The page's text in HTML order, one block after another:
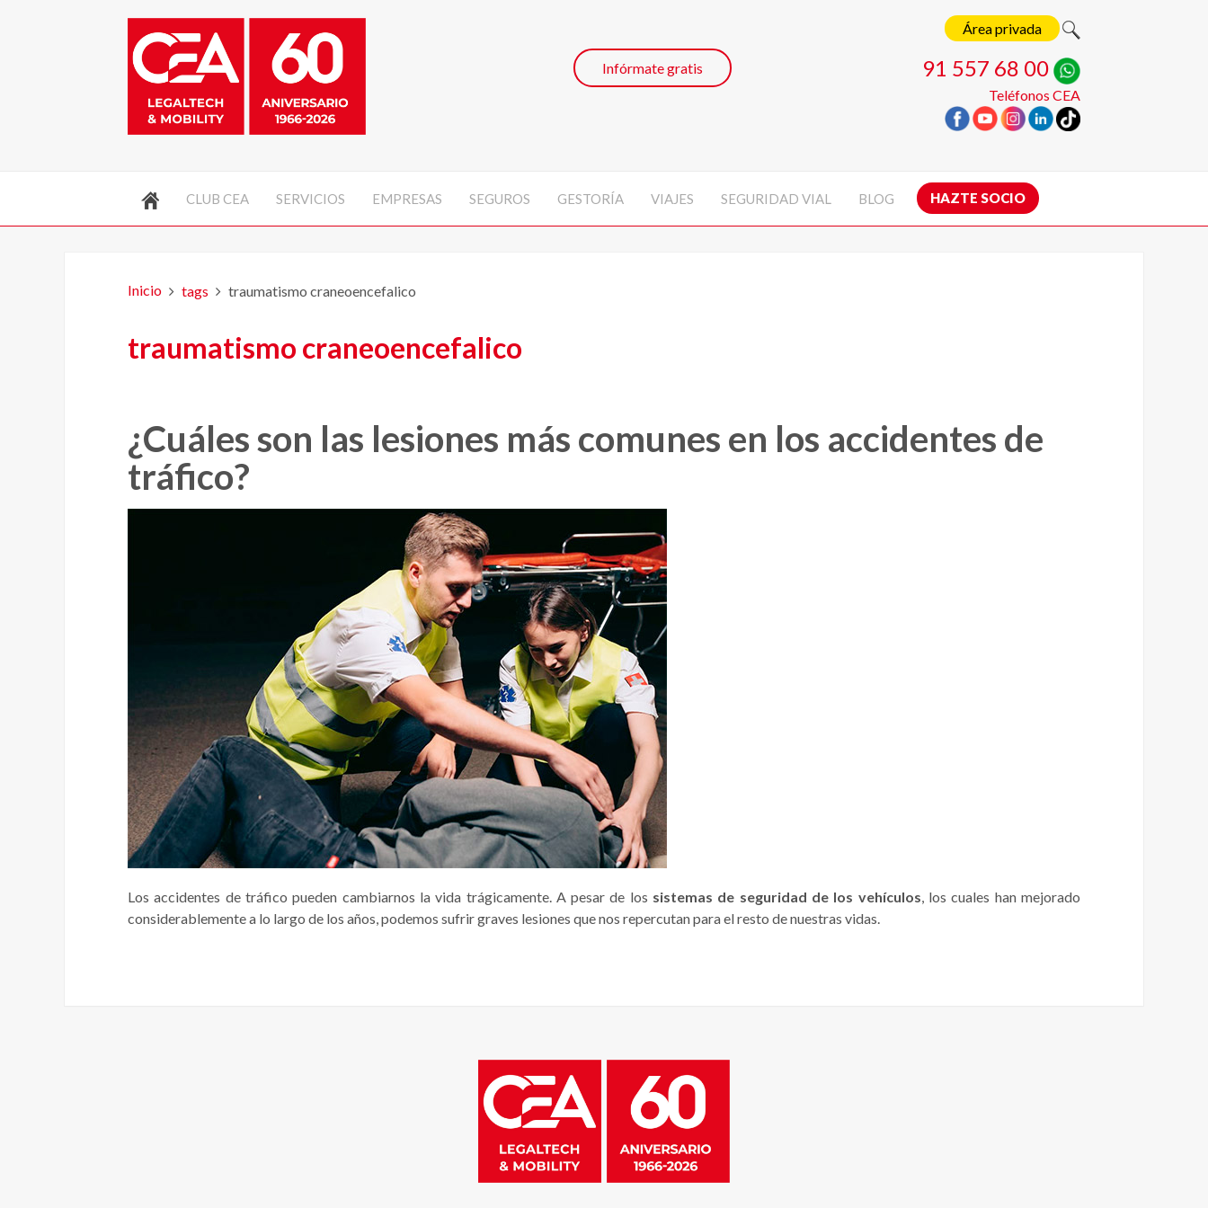
Área privada
91 557 68 00
Teléfonos CEA
Infórmate gratis
CLUB CEA SERVICIOS EMPRESAS SEGUROS GESTORÍA VIAJES SEGURIDAD VIAL BLOG HAZTE SOCIO
Inicio tags traumatismo craneoencefalico
traumatismo craneoencefalico
¿Cuáles son las lesiones más comunes en los accidentes de
tráfico?
Los accidentes de tráfico pueden cambiarnos la vida trágicamente. A pesar de los sistemas de seguridad de los vehículos, los cuales han mejorado
considerablemente a lo largo de los años, podemos sufrir graves lesiones que nos repercutan para el resto de nuestras vidas.